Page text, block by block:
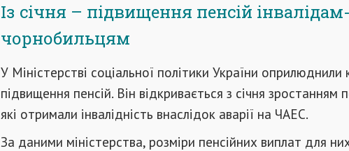
Із січня – підвищення пенсій інвалідам-
чорнобильцям
У Міністерстві соціальної політики України оприлюднили
підвищення пенсій. Він відкривається з січня зростанням
які отримали інвалідність внаслідок аварії на ЧАЕС.
За даними міністерства, розміри пенсійних виплат для